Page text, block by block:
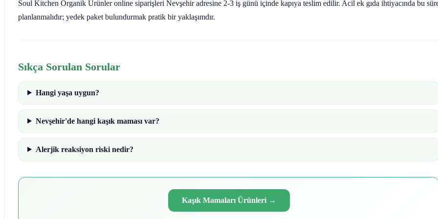
Soul Kitchen Organik Ürünler online siparişleri Nevşehir adresine 2-3 iş günü içinde kapıya teslim edilir. Acil ek gıda ihtiyacında bu
planlanmalıdır; yedek paket bulundurmak pratik bir yaklaşımdır.
Sıkça Sorulan Sorular
Hangi yaşa uygun?
Nevşehir'de hangi kaşık maması var?
Alerjik reaksiyon riski nedir?
Kaşık Mamaları Ürünleri→